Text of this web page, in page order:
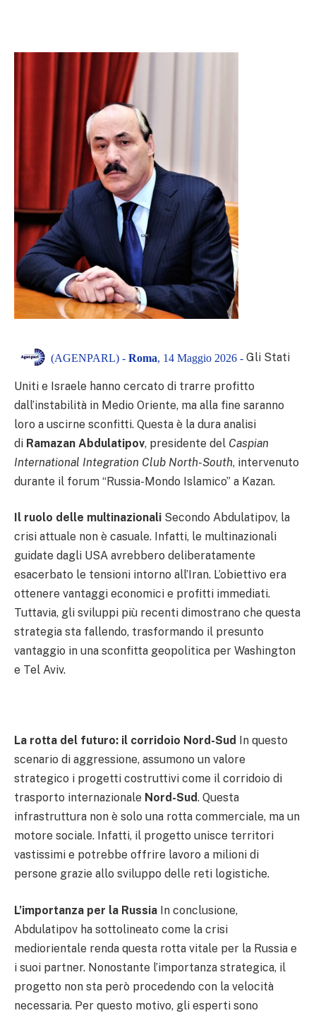
(AGENPARL) - Roma, 14 Maggio 2026 - Gli Stati
Uniti e Israele hanno cercato di trarre profitto
dall’instabilità in Medio Oriente, ma alla fine saranno
loro a uscirne sconfitti. Questa è la dura analisi
di Ramazan Abdulatipov, presidente del Caspian
International Integration Club North-South, intervenuto
durante il forum “Russia-Mondo Islamico” a Kazan.
Il ruolo delle multinazionali Secondo Abdulatipov, la
crisi attuale non è casuale. Infatti, le multinazionali
guidate dagli USA avrebbero deliberatamente
esacerbato le tensioni intorno all’Iran. L’obiettivo era
ottenere vantaggi economici e profitti immediati.
Tuttavia, gli sviluppi più recenti dimostrano che questa
strategia sta fallendo, trasformando il presunto
vantaggio in una sconfitta geopolitica per Washington
e Tel Aviv.
La rotta del futuro: il corridoio Nord-Sud
In questo
scenario di aggressione, assumono un valore
strategico i progetti costruttivi come il corridoio di
trasporto internazionale Nord-Sud. Questa
infrastruttura non è solo una rotta commerciale, ma un
motore sociale. Infatti, il progetto unisce territori
vastissimi e potrebbe offrire lavoro a milioni di
persone grazie allo sviluppo delle reti logistiche.
L’importanza per la Russia In conclusione,
Abdulatipov ha sottolineato come la crisi
mediorientale renda questa rotta vitale per la Russia e
i suoi partner. Nonostante l’importanza strategica, il
progetto non sta però procedendo con la velocità
necessaria. Per questo motivo, gli esperti sono